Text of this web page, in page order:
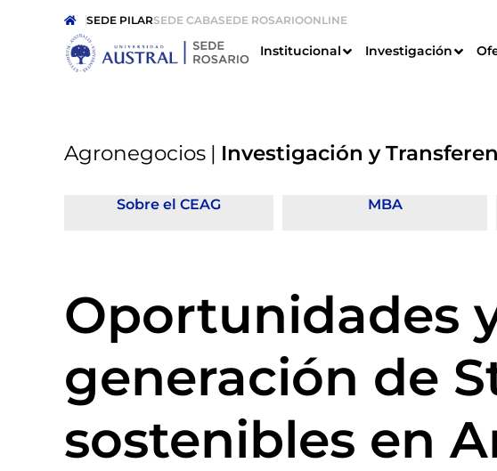
SEDE PILARSEDE CABASEDE ROSARIOONLINE
Institucional Investigación
Agronegocios | Investigación y
Sobre el CEAG MBA
Oportunidades
generación de
sostenibles en